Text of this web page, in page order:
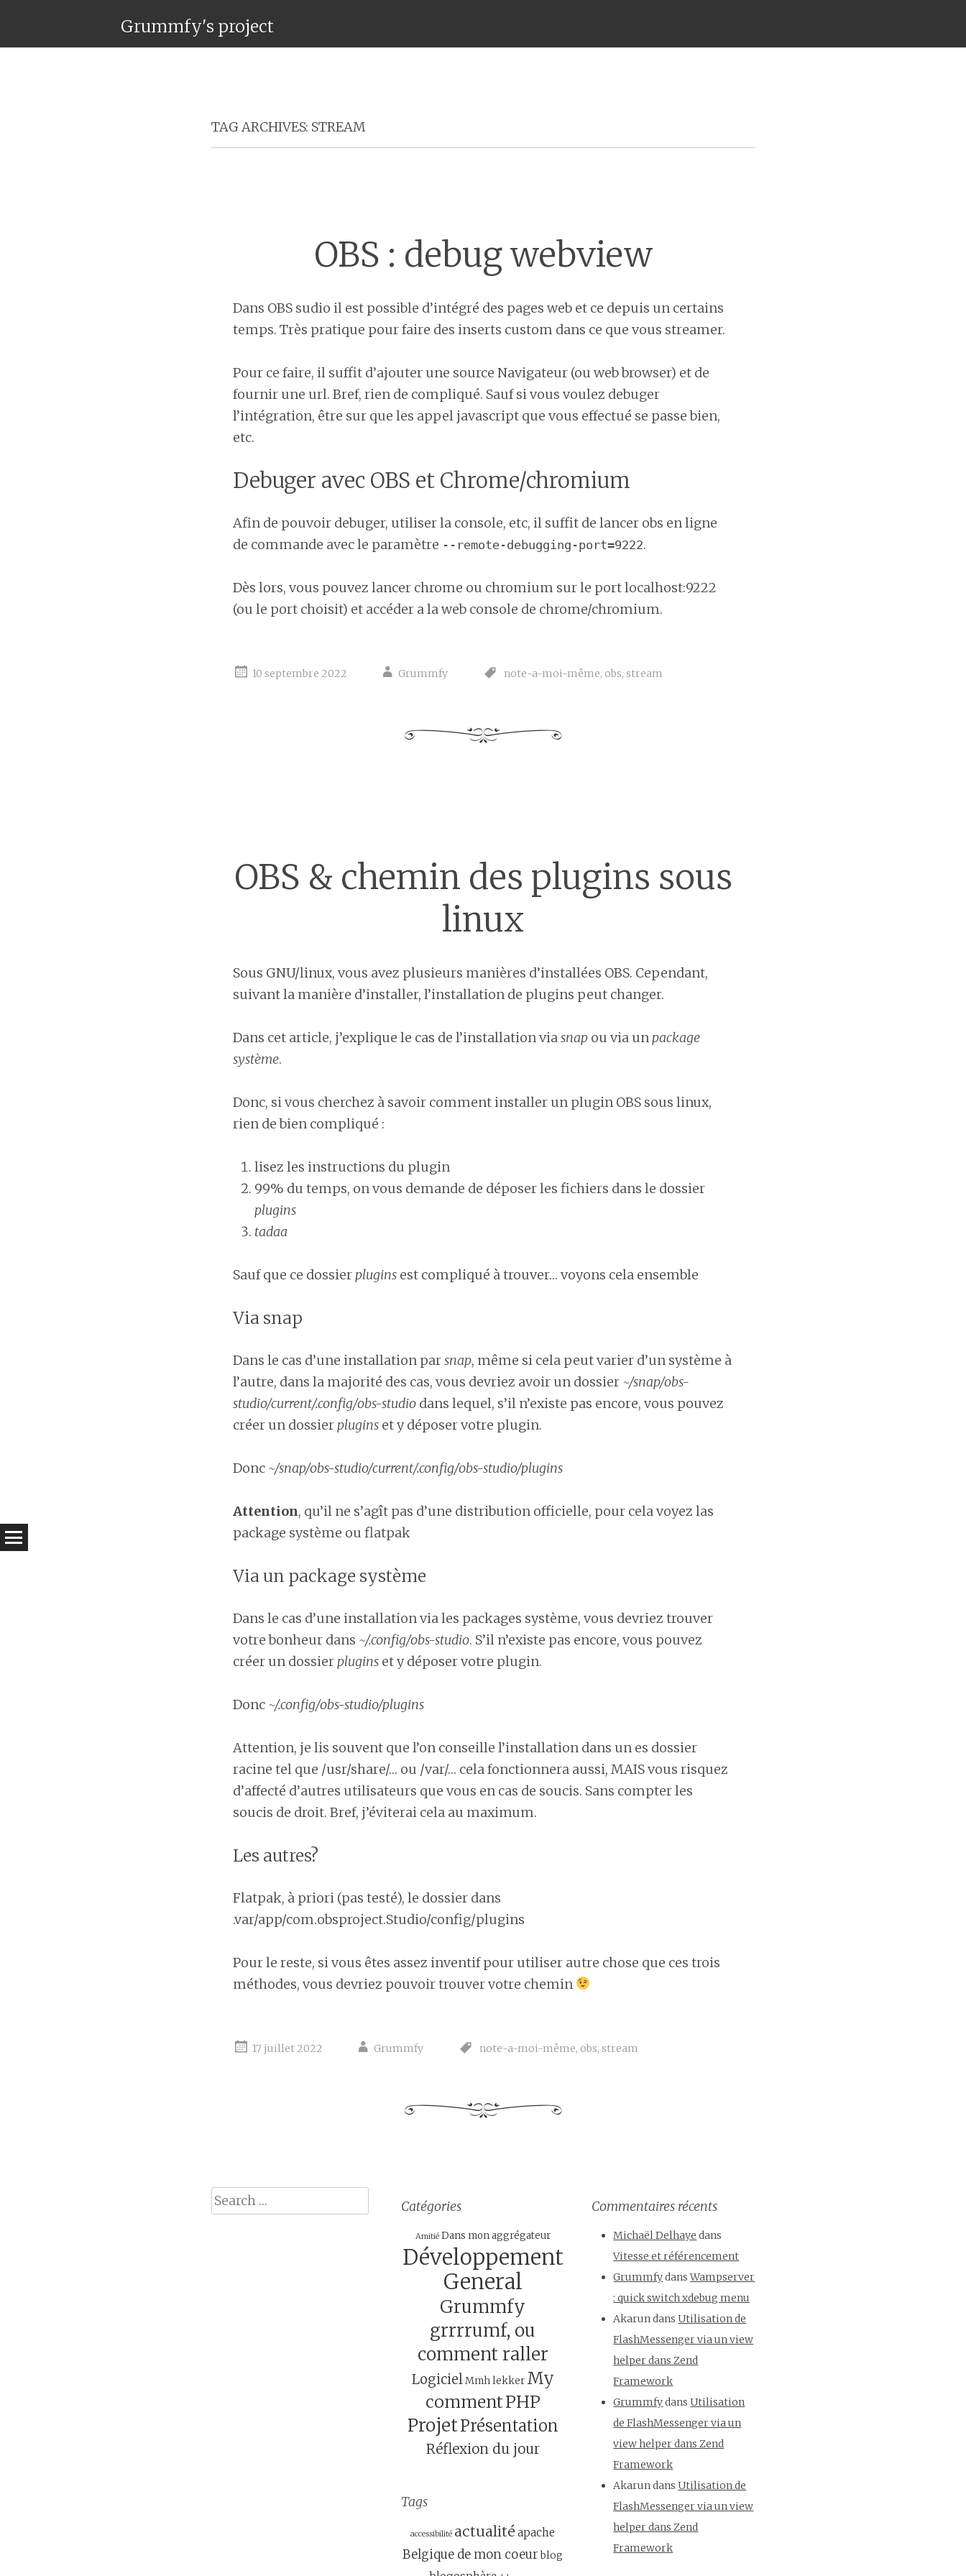
Grummfy's project
TAG ARCHIVES: STREAM
OBS : debug webview
Dans OBS sudio il est possible d’intégré des pages web et ce depuis un certains
temps. Très pratique pour faire des inserts custom dans ce que vous streamer.
Pour ce faire, il suffit d’ajouter une source Navigateur (ou web browser) et de
fournir une url. Bref, rien de compliqué. Sauf si vous voulez debuger
l’intégration, être sur que les appel javascript que vous effectué se passe bien,
etc.
Debuger avec OBS et Chrome/chromium
Afin de pouvoir debuger, utiliser la console, etc, il suffit de lancer obs en ligne
de commande avec le paramètre --remote-debugging-port=9222.
Dès lors, vous pouvez lancer chrome ou chromium sur le port localhost:9222
(ou le port choisit) et accéder a la web console de chrome/chromium.
10 septembre 2022 Grummfy note-a-moi-même, obs, stream
OBS & chemin des plugins sous
linux
Sous GNU/linux, vous avez plusieurs manières d’installées OBS. Cependant,
suivant la manière d’installer, l’installation de plugins peut changer.
Dans cet article, j’explique le cas de l’installation via snapou via un package
système.
Donc, si vous cherchez à savoir comment installer un plugin OBS sous linux,
rien de bien compliqué :
lisez les instructions du plugin
99% du temps, on vous demande de déposer les fichiers dans le dossier
plugins
tadaa
Sauf que ce dossier pluginsest compliqué à trouver… voyons cela ensemble
Via snap
Dans le cas d’une installation parsnap, même si cela peut varier d’un système à
l’autre, dans la majorité des cas, vous devriez avoir un dossier ~/snap/obs-
studio/current/.config/obs-studiodans lequel, s’il n’existe pas encore, vous pouvez
créer un dossier pluginset y déposer votre plugin.
Donc ~/snap/obs-studio/current/.config/obs-studio/plugins
Attention, qu’il ne s’agît pas d’une distribution officielle, pour cela voyez las
package système ou flatpak
Via un package système
Dans le cas d’une installation via les packages système, vous devriez trouver
votre bonheur dans ~/.config/obs-studio. S’il n’existe pas encore, vous pouvez
créer un dossier pluginset y déposer votre plugin.
Donc ~/.config/obs-studio/plugins
Attention, je lis souvent que l’on conseille l’installation dans un es dossier
racine tel que /usr/share/… ou /var/… cela fonctionnera aussi, MAIS vous risquez
d’affecté d’autres utilisateurs que vous en cas de soucis. Sans compter les
soucis de droit. Bref, j’éviterai cela au maximum.
Les autres?
Flatpak, à priori (pas testé), le dossier dans
.var/app/com.obsproject.Studio/config/plugins
Pour le reste, si vous êtes assez inventif pour utiliser autre chose que ces trois
méthodes, vous devriez pouvoir trouver votre chemin
17 juillet 2022 Grummfy note-a-moi-même, obs, stream
Search
Catégories
Amitié Dans mon aggrégateur
Développement
General
Grummfy
grrrrumf, ou
comment raller
LogicielMmh lekker My
commentPHP
ProjetPrésentation
Réflexion du jour
Tags
accessibilité actualité apache
Belgique de mon coeur blog
Commentaires récents
Michaël Delhaye dans
Vitesse et référencement
GrummfydansWampserver
: quick switch xdebug menu
AkarundansUtilisation de
FlashMessenger via un view
helper dans Zend
Framework
GrummfydansUtilisation
de FlashMessenger via un
view helper dans Zend
Framework
AkarundansUtilisation de
FlashMessenger via un view
helper dans Zend
Framework